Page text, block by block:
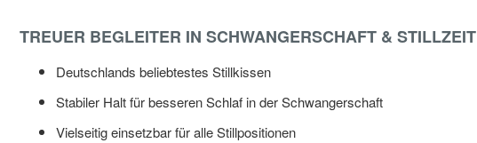
TREUER BEGLEITER IN SCHWANGERSCHAFT & STILLZEIT
Deutschlands beliebtestes Stillkissen
Stabiler Halt für besseren Schlaf in der Schwangerschaft
Vielseitig einsetzbar für alle Stillpositionen